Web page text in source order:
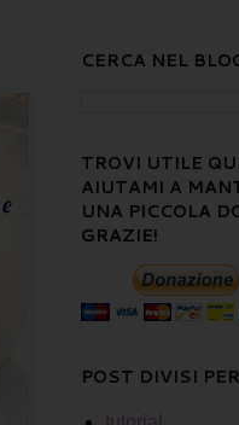
CERCA NEL
TROVI UTILE
AIUTAMI A
UNA PICCOLA
GRAZIE!
POST DIVISI